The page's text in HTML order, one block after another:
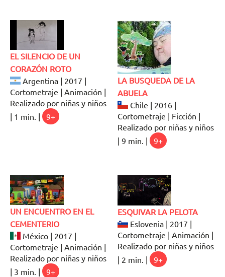
EL SILENCIO DE UN
CORAZÓN ROTO
Argentina | 2017 |
Cortometraje | Animación |
Realizado por niñas y niños
| 1 min. |
9+
LA BUSQUEDA DE LA
ABUELA
Chile | 2016 |
Cortometraje | Ficción |
Realizado por niñas y niños
| 9 min. |
9+
UN ENCUENTRO EN EL
CEMENTERIO
México | 2017 |
Cortometraje | Animación |
Realizado por niñas y niños
| 3 min. |
9+
ESQUIVAR LA PELOTA
Eslovenia | 2017 |
Cortometraje | Animación |
Realizado por niñas y niños
| 2 min. |
9+